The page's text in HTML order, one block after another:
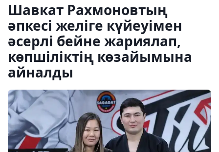
Шавкат Рахмоновтың
әпкесі желіге күйеуімен
әсерлі бейне жариялап,
көпшіліктің көзайымына
айналды